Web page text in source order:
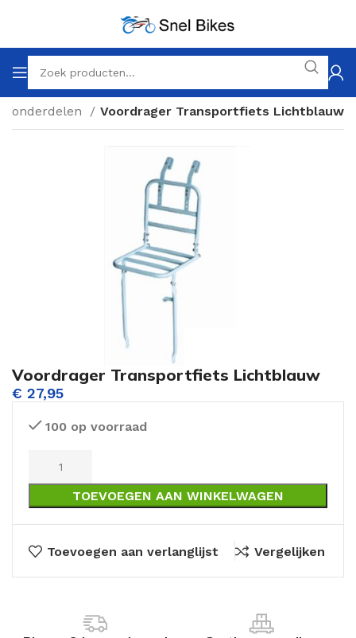
onderdelen Voordrager Transportfiets Lichtblauw
Voordrager Transportfiets Lichtblauw
€ 27,95
100 op voorraad
TOEVOEGEN AAN WINKELWAGEN
Toevoegen aan verlanglijst Vergelijken